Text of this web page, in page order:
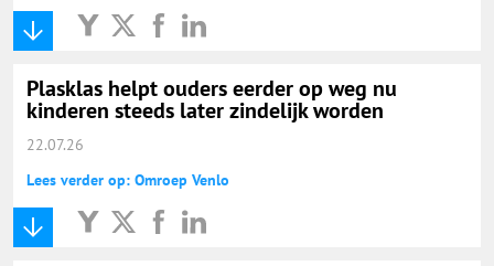
Plasklas helpt ouders eerder op weg nu
kinderen steeds later zindelijk worden
22.07.26
Lees verder op: Omroep Venlo